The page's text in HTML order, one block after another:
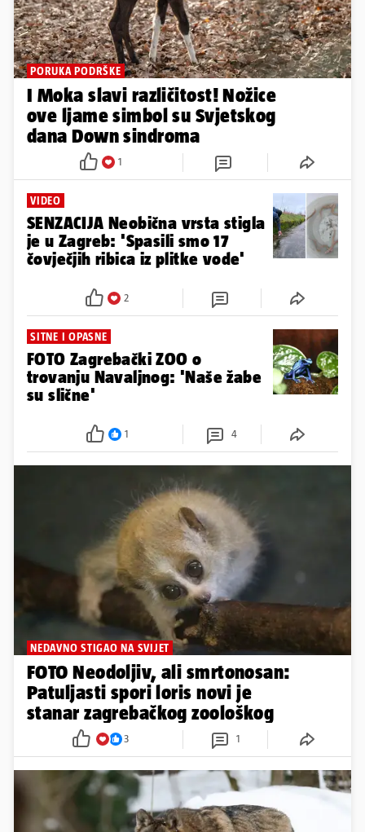
PORUKA PODRŠKE
I Moka slavi različitost! Nožice
ove ljame simbol su Svjetskog
dana Down sindroma
1
VIDEO
SENZACIJA Neobična vrsta stigla
je u Zagreb: 'Spasili smo 17
čovječjih ribica iz plitke vode'
2
SITNE I OPASNE
FOTO Zagrebački ZOO o
trovanju Navaljnog: 'Naše žabe
su slične'
1 4
NEDAVNO STIGAO NA SVIJET
FOTO Neodoljiv, ali smrtonosan:
Patuljasti spori loris novi je
stanar zagrebačkog zoološkog
3 1